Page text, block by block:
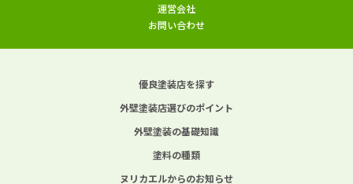
運営会社
お問い合わせ
優良塗装店を探す
外壁塗装店選びのポイント
外壁塗装の基礎知識
塗料の種類
ヌリカエルからのお知らせ